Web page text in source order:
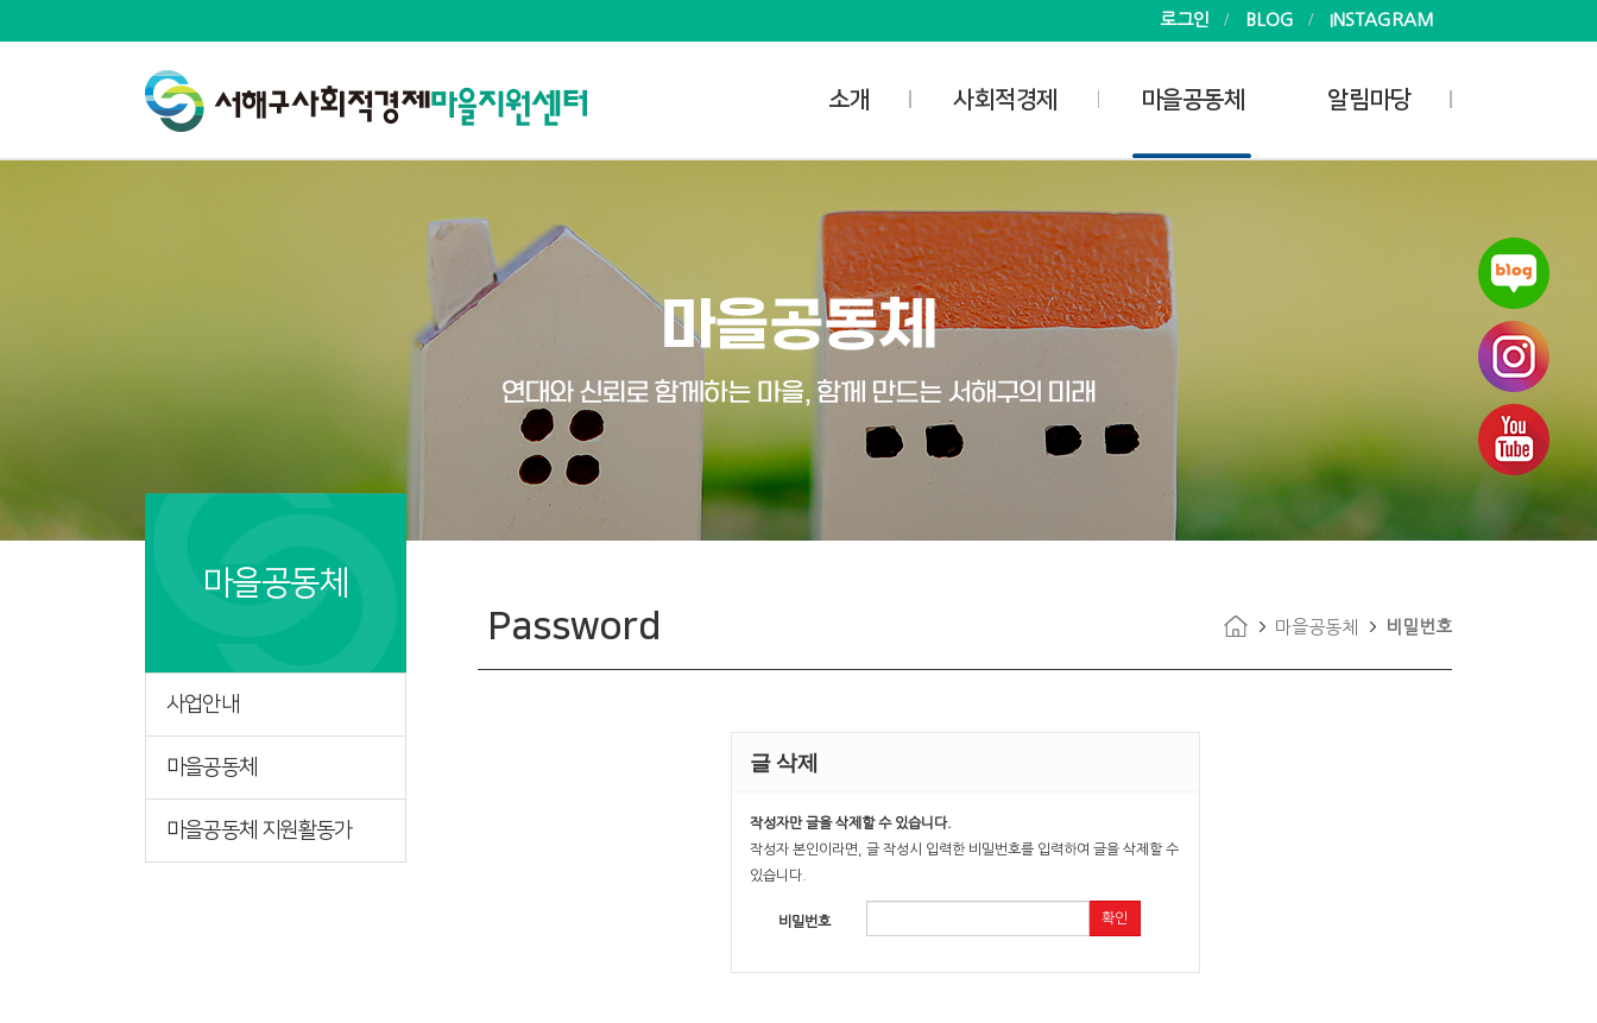
로그인 BLOG INSTAGRAM
소개 사회적경제 마을공동체 알림마당
담당자 업무공개
오시는 길
공간소개
대관예약확인
사회적경제
- 사회적기업
- 마을기업
- 자활기업
사회적경제협의회
마을공동체
마을공동체 지원활동가
Password 마을공동체 비밀번호
글 삭제
작성자만 글을 삭제할 수 있습니다.
작성자 본인이라면, 글 작성시 입력한 비밀번호를 입력하여 글을 삭제할 수
있습니다.
비밀번호 확인
마을공동체
사업안내
마을공동체
마을공동체 지원활동가